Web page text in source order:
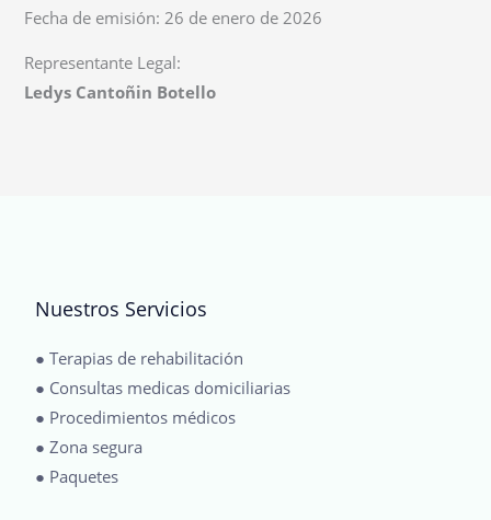
Fecha de emisión: 26 de enero de 2026
Representante Legal:
Ledys Cantoñin Botello
Nuestros Servicios
● Terapias de rehabilitación
● Consultas medicas domiciliarias
● Procedimientos médicos
● Zona segura
● Paquetes